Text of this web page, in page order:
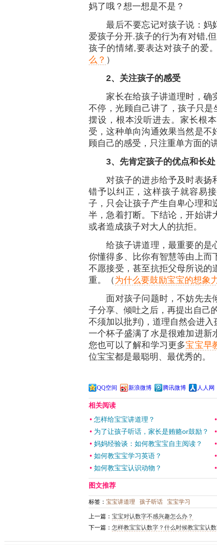
妈了哦？想一想是不是？
最后不要忘记对孩子说：妈
爱孩子分开.孩子的行为有对错,
孩子的情绪,要表达对孩子的爱
么？ ）
2、关注孩子的感受
家长在给孩子讲道理时，确
不停，光顾自己讲了，孩子只是
摆设，根本没听进去。家长根
受，这种单向沟通效果当然是不
顾自己的感受，只注重单方面的
3、先肯定孩子的优点和长处
对孩子的进步给予及时表扬
错予以纠正，这样孩子就容易
子，只会让孩子产生自卑心理和
半，急着打断。下结论，开始讲
或者造成孩子对大人的抗拒。
给孩子讲道理，最重要的是
你懂得多、比你有智慧等由上而
不愿接受，甚至抗拒父母所说的
重。（为什么要鼓励宝宝的想象
面对孩子问题时，不妨先去
子分享、倾吐之后，再提出自己
不须加以批判)，道理自然会进
一个杯子盛满了水是很难加进新
您也可以了解和学习更多宝宝早
位宝宝都是最聪明、最优秀的。
QQ空间 新浪微博 腾讯微博 人人网
相关阅读
• 怎样给宝宝讲道理？
• 为了让孩子听话，家长是贿赂or鼓励？
• 妈妈经验谈：如何教宝宝自主阅读？
• 如何教宝宝学习英语？
• 如何教宝宝认识动物？
图文推荐
标签： 宝宝讲道理 孩子听话 宝宝学习
上一篇： 宝宝对认数字不感兴趣怎么办？
下一篇： 怎样教宝宝认数字？什么时候教宝宝认